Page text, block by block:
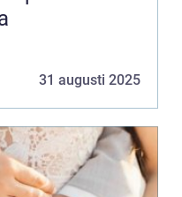
31 augusti 2025